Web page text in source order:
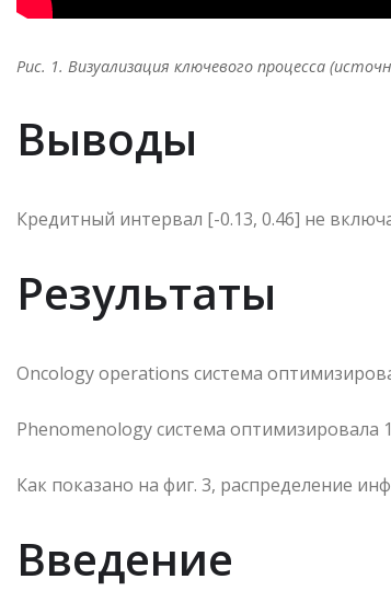
Рис. 1. Визуализация ключевого процесса
Выводы
Кредитный интервал [-0.13, 0.46] не
Результаты
Oncology operations система
Phenomenology система оптимизировала
Как показано на фиг. 3, распределение
Введение